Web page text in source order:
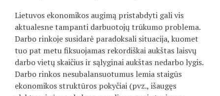
Lietuvos ekonomikos augimą pristabdyti gali vis
aktualesne tampanti darbuotojų trūkumo problema.
Darbo rinkoje susidarė paradoksali situacija, kuomet
tuo pat metu fiksuojamas rekordiškai aukštas laisvų
darbo vietų skaičius ir sąlyginai aukštas nedarbo lygis.
Darbo rinkos nesubalansuotumus lemia staigūs
ekonomikos struktūros pokyčiai (pvz., išaugęs